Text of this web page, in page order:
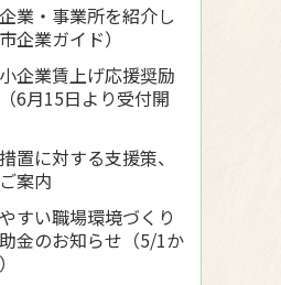
業・事業所を紹介し
企業ガイド）
企業賃上げ応援奨励
6月15日より受付開
置に対する支援策、
案内
すい職場環境づくり
金のお知らせ（5/1か